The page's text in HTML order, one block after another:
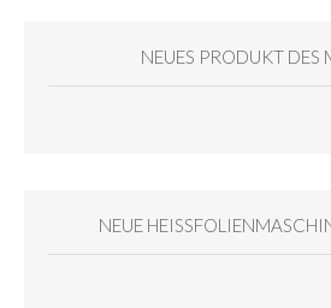
NEUES PRODUKT DES
NEUE